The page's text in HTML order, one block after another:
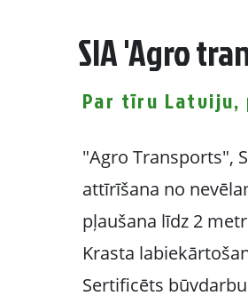
SIA 'Agro
Par tīru Latviju,
"Agro Transports",
attīrīšana no
pļaušana līdz 2
Krasta
Sertificēts